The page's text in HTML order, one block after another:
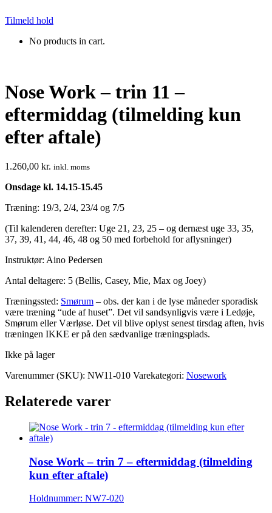
Tilmeld hold
No products in cart.
Nose Work – trin 11 –
eftermiddag (tilmelding kun
efter aftale)
1.260,00 kr. inkl. moms
Onsdage kl. 14.15-15.45
Træning: 19/3, 2/4, 23/4 og 7/5
(Til kalenderen derefter: Uge 21, 23, 25 – og dernæst uge 33, 35,
37, 39, 41, 44, 46, 48 og 50 med forbehold for aflysninger)
Instruktør: Aino Pedersen
Antal deltagere: 5 (Bellis, Casey, Mie, Max og Joey)
Træningssted: Smørum – obs. der kan i de lyse måneder sporadisk
være træning “ude af huset”. Det vil sandsynligvis være i Ledøje,
Smørum eller Værløse. Det vil blive oplyst senest tirsdag aften, hvis
træningen IKKE er på den sædvanlige træningsplads.
Ikke på lager
Varenummer (SKU): NW11-010 Varekategori: Nosework
Relaterede varer
Nose Work – trin 7 – eftermiddag (tilmelding
kun efter aftale)
Holdnummer: NW7-020